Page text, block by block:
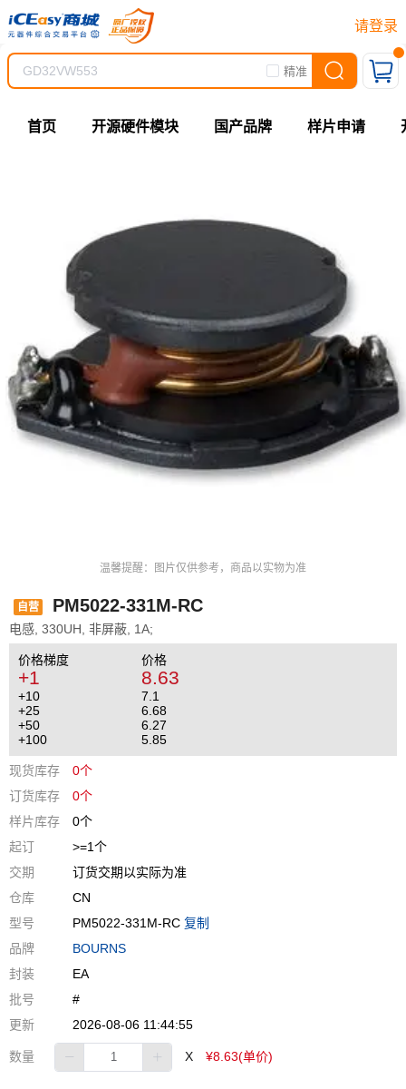
请登录
精准
首页 开源硬件模块 国产品牌 样片申请
温馨提醒：图片仅供参考，商品以实物为准
自营 PM5022-331M-RC
电感, 330UH, 非屏蔽, 1A;
价格梯度 价格
+1 8.63
+10
7.1
+25
6.68
+50
6.27
+100
5.85
现货库存
0个
订货库存
0个
样片库存
0个
起订
>=1个
交期
订货交期以实际为准
仓库
CN
型号
PM5022-331M-RC 复制
品牌
BOURNS
封装
EA
批号
#
更新
2026-08-06 11:44:55
数量 X ¥8.63(单价)